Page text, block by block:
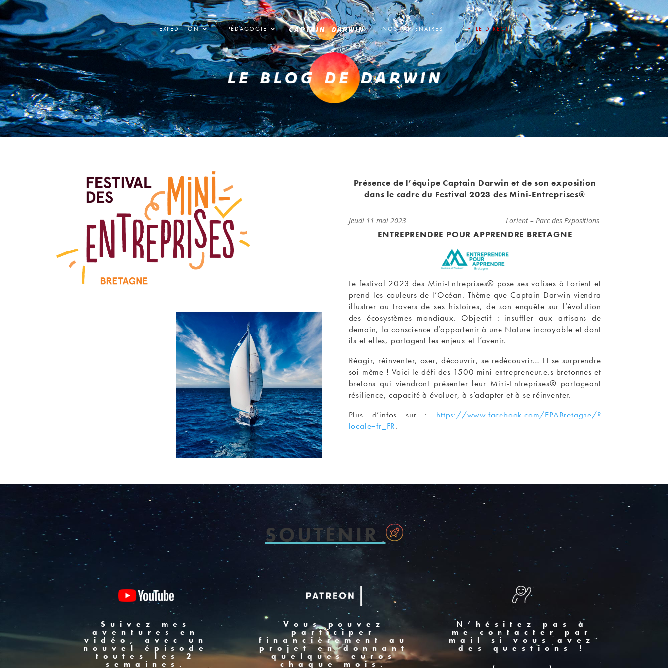
EXPÉDITION PÉDAGOGIE NOS PARTENAIRES • LE DIRECT
Présence de l’équipe Captain Darwin et de son exposition
dans le cadre du Festival 2023 des Mini-Entreprises®
Lorient – Parc des Expositions
Jeudi 11 mai 2023
ENTREPRENDRE POUR APPRENDRE BRETAGNE
Le festival 2023 des Mini-Entreprises® pose ses valises à Lorient et
prend les couleurs de l’Océan. Thème que Captain Darwin viendra
illustrer au travers de ses histoires, de son enquête sur l’évolution
des écosystèmes mondiaux. Objectif : insuffler aux artisans de
demain, la conscience d’appartenir à une Nature incroyable et dont
ils et elles, partagent les enjeux et l’avenir.
Réagir, réinventer, oser, découvrir, se redécouvrir… Et se surprendre
soi-même ! Voici le défi des 1500 mini-entrepreneur.e.s bretonnes et
bretons qui viendront présenter leur Mini-Entreprises® partageant
résilience, capacité à évoluer, à s’adapter et à se réinventer.
Plus d’infos sur : https://www.facebook.com/EPABretagne/?
locale=fr_FR.
SOUTENIR
Suivez mes
aventures en
vidéo, avec un
nouvel épisode
toutes les 2
semaines.
Vous pouvez
participer
financièrement au
projet en donnant
quelques euros
chaque mois.
N’hésitez pas à
me contacter par
mail si vous avez
des questions !